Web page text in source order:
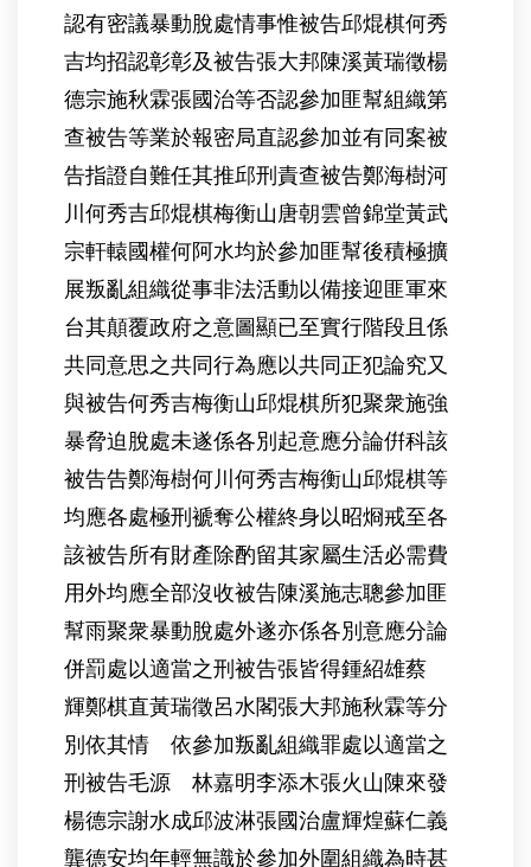
認有密議暴動脫處情事惟被告邱焜棋何秀
吉均招認彰彰及被告張大邦陳溪黃瑞徵楊
德宗施秋霖張國治等否認參加匪幫組織第
查被告等業於報密局直認參加並有同案被
告指證自難任其推邱刑責查被告鄭海樹河
川何秀吉邱焜棋梅衡山唐朝雲曾錦堂黃武
宗軒轅國權何阿水均於參加匪幫後積極擴
展叛亂組織從事非法活動以備接迎匪軍來
台其顛覆政府之意圖顯已至實行階段且係
共同意思之共同行為應以共同正犯論究又
與被告何秀吉梅衡山邱焜棋所犯聚衆施強
暴脅迫脫處未遂係各別起意應分論倂科該
被告告鄭海樹何川何秀吉梅衡山邱焜棋等
均應各處極刑褫奪公權終身以昭烱戒至各
該被告所有財產除酌留其家屬生活必需費
用外均應全部沒收被告陳溪施志聰參加匪
幫雨聚衆暴動脫處外遂亦係各別意應分論
併罰處以適當之刑被告張皆得鍾紹雄蔡
輝鄭棋直黃瑞徵呂水閣張大邦施秋霖等分
別依其情 依參加叛亂組織罪處以適當之
刑被告毛源 林嘉明李添木張火山陳來發
楊德宗謝水成邱波淋張國治盧輝煌蘇仁義
龔德安均年輕無識於參加外圍組織為時甚